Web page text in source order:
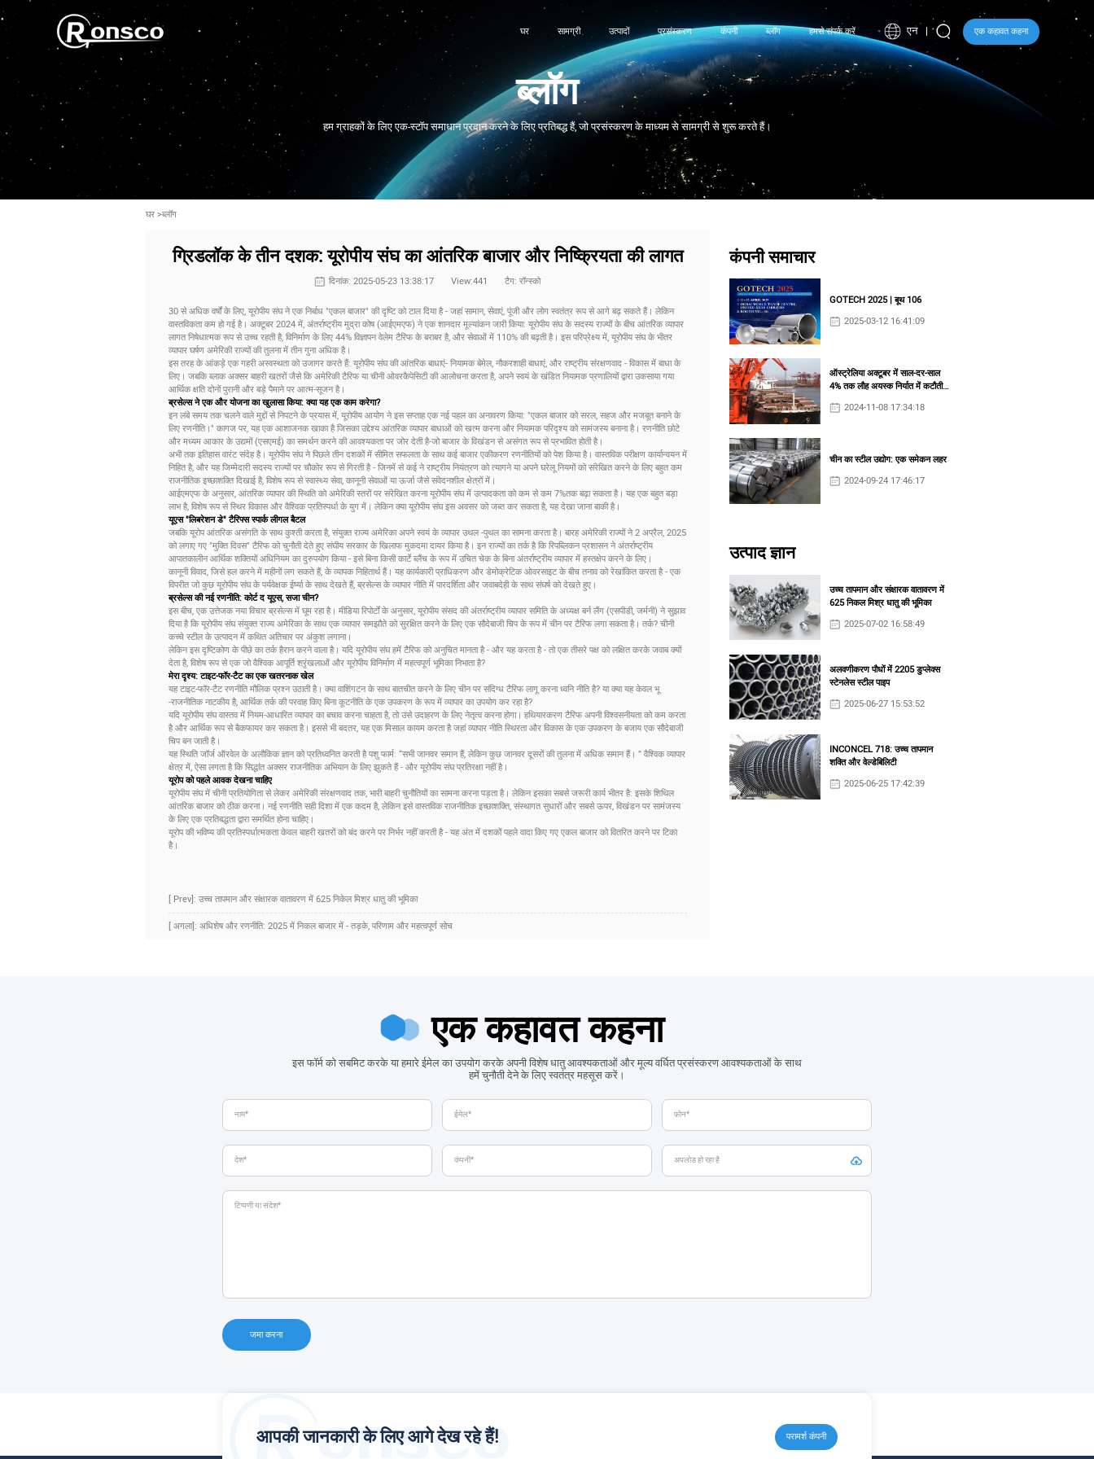
घर सामग्री उत्पादों प्रसंस्करण कंपनी ब्लॉग हमसे संपर्क करें एन एक कहावत कहना
ब्लॉग
हम ग्राहकों के लिए एक-स्टॉप समाधान प्रदान करने के लिए प्रतिबद्ध हैं, जो प्रसंस्करण के माध्यम से सामग्री से शुरू करते हैं।
घर>ब्लॉग
ग्रिडलॉक के तीन दशक: यूरोपीय संघ का आंतरिक बाजार और निष्क्रियता की लागत
दिनांक: 2025-05-23 13:38:17 View:441 टैग: रॉन्स्को
30 से अधिक वर्षों के लिए, यूरोपीय संघ ने एक निर्बाध "एकल बाजार" की दृष्टि को टाल दिया है - जहां सामान, सेवाएं, पूंजी और लोग स्वतंत्र रूप से आगे बढ़ सकते हैं। लेकिन
वास्तविकता कम हो गई है। अक्टूबर 2024 में, अंतर्राष्ट्रीय मुद्रा कोष (आईएमएफ) ने एक शानदार मूल्यांकन जारी किया: यूरोपीय संघ के सदस्य राज्यों के बीच आंतरिक व्यापार
लागत निषेधात्मक रूप से उच्च रहती है, विनिर्माण के लिए 44% विज्ञापन वेलेम टैरिफ के बराबर है, और सेवाओं में 110% की बढ़ती है। इस परिप्रेक्ष्य में, यूरोपीय संघ के भीतर
व्यापार घर्षण अमेरिकी राज्यों की तुलना में तीन गुना अधिक है।
इस तरह के आंकड़े एक गहरी अस्वस्थता को उजागर करते हैं: यूरोपीय संघ की आंतरिक बाधाएं- नियामक बेमेल, नौकरशाही बाधाएं, और राष्ट्रीय संरक्षणवाद - विकास में बाधा के
लिए। जबकि ब्लाक अक्सर बाहरी खतरों जैसे कि अमेरिकी टैरिफ या चीनी ओवरकैपेसिटी की आलोचना करता है, अपने स्वयं के खंडित नियामक प्रणालियों द्वारा उकसाया गया
आर्थिक क्षति दोनों पुरानी और बड़े पैमाने पर आत्म-सूजन है।
ब्रसेल्स ने एक और योजना का खुलासा किया: क्या यह एक काम करेगा?
इन लंबे समय तक चलने वाले मुद्दों से निपटने के प्रयास में, यूरोपीय आयोग ने इस सप्ताह एक नई पहल का अनावरण किया: "एकल बाजार को सरल, सहज और मजबूत बनाने के
लिए रणनीति।" कागज पर, यह एक आशाजनक खाका है जिसका उद्देश्य आंतरिक व्यापार बाधाओं को खत्म करना और नियामक परिदृश्य को सामंजस्य बनाना है। रणनीति छोटे
और मध्यम आकार के उद्यमों (एसएमई) का समर्थन करने की आवश्यकता पर जोर देती है-जो बाजार के विखंडन से असंगत रूप से प्रभावित होती है।
अभी तक इतिहास वारंट संदेह है। यूरोपीय संघ ने पिछले तीन दशकों में सीमित सफलता के साथ कई बाजार एकीकरण रणनीतियों को पेश किया है। वास्तविक परीक्षण कार्यान्वयन में
निहित है, और यह जिम्मेदारी सदस्य राज्यों पर चौकोर रूप से गिरती है - जिनमें से कई ने राष्ट्रीय नियंत्रण को त्यागने या अपने घरेलू नियमों को संरेखित करने के लिए बहुत कम
राजनीतिक इच्छाशक्ति दिखाई है, विशेष रूप से स्वास्थ्य सेवा, कानूनी सेवाओं या ऊर्जा जैसे संवेदनशील क्षेत्रों में।
आईएमएफ के अनुसार, आंतरिक व्यापार की स्थिति को अमेरिकी स्तरों पर संरेखित करना यूरोपीय संघ में उत्पादकता को कम से कम 7%तक बढ़ा सकता है। यह एक बहुत बड़ा
लाभ है, विशेष रूप से स्थिर विकास और वैश्विक प्रतिस्पर्धा के युग में। लेकिन क्या यूरोपीय संघ इस अवसर को जब्त कर सकता है, यह देखा जाना बाकी है।
यूएस "लिबरेशन डे" टैरिफ्स स्पार्क लीगल बैटल
जबकि यूरोप आंतरिक असंगति के साथ कुश्ती करता है, संयुक्त राज्य अमेरिका अपने स्वयं के व्यापार उथल -पुथल का सामना करता है। बारह अमेरिकी राज्यों ने 2 अप्रैल, 2025
को लगाए गए "मुक्ति दिवस" ​​टैरिफ को चुनौती देते हुए संघीय सरकार के खिलाफ मुकदमा दायर किया है। इन राज्यों का तर्क है कि रिपब्लिकन प्रशासन ने अंतर्राष्ट्रीय
आपातकालीन आर्थिक शक्तियों अधिनियम का दुरुपयोग किया - इसे बिना किसी कार्टे ब्लैंच के रूप में उचित चेक के बिना अंतर्राष्ट्रीय व्यापार में हस्तक्षेप करने के लिए।
कानूनी विवाद, जिसे हल करने में महीनों लग सकते हैं, के व्यापक निहितार्थ हैं। यह कार्यकारी प्राधिकरण और डेमोक्रेटिक ओवरसाइट के बीच तनाव को रेखांकित करता है - एक
विपरीत जो कुछ यूरोपीय संघ के पर्यवेक्षक ईर्ष्या के साथ देखते हैं, ब्रसेल्स के व्यापार नीति में पारदर्शिता और जवाबदेही के साथ संघर्ष को देखते हुए।
ब्रसेल्स की नई रणनीति: कोर्ट द यूएस, सजा चीन?
इस बीच, एक उत्तेजक नया विचार ब्रसेल्स में घूम रहा है। मीडिया रिपोर्टों के अनुसार, यूरोपीय संसद की अंतर्राष्ट्रीय व्यापार समिति के अध्यक्ष बर्न लैंग (एसपीडी, जर्मनी) ने सुझाव
दिया है कि यूरोपीय संघ संयुक्त राज्य अमेरिका के साथ एक व्यापार समझौते को सुरक्षित करने के लिए एक सौदेबाजी चिप के रूप में चीन पर टैरिफ लगा सकता है। तर्क? चीनी
कच्चे स्टील के उत्पादन में कथित अतिचार पर अंकुश लगाना।
लेकिन इस दृष्टिकोण के पीछे का तर्क हैरान करने वाला है। यदि यूरोपीय संघ हमें टैरिफ को अनुचित मानता है - और यह करता है - तो एक तीसरे पक्ष को लक्षित करके जवाब क्यों
देता है, विशेष रूप से एक जो वैश्विक आपूर्ति श्रृंखलाओं और यूरोपीय विनिर्माण में महत्वपूर्ण भूमिका निभाता है?
मेरा दृश्य: टाइट-फॉर-टैट का एक खतरनाक खेल
यह टाइट-फॉर-टैट रणनीति मौलिक प्रश्न उठाती है। क्या वाशिंगटन के साथ बातचीत करने के लिए चीन पर संदिग्ध टैरिफ लागू करना ध्वनि नीति है? या क्या यह केवल भू
-राजनीतिक नाटकीय है, आर्थिक तर्क की परवाह किए बिना कूटनीति के एक उपकरण के रूप में व्यापार का उपयोग कर रहा है?
यदि यूरोपीय संघ वास्तव में नियम-आधारित व्यापार का बचाव करना चाहता है, तो उसे उदाहरण के लिए नेतृत्व करना होगा। हथियारकरण टैरिफ अपनी विश्वसनीयता को कम करता
है और आर्थिक रूप से बैकफायर कर सकता है। इससे भी बदतर, यह एक मिसाल कायम करता है जहां व्यापार नीति स्थिरता और विकास के एक उपकरण के बजाय एक सौदेबाजी
चिप बन जाती है।
यह स्थिति जॉर्ज ऑरवेल के अलौकिक ज्ञान को प्रतिध्वनित करती हैपशु फार्म: “सभी जानवर समान हैं, लेकिन कुछ जानवर दूसरों की तुलना में अधिक समान हैं। ” वैश्विक व्यापार
क्षेत्र में, ऐसा लगता है कि सिद्धांत अक्सर राजनीतिक अभियान के लिए झुकते हैं - और यूरोपीय संघ प्रतिरक्षा नहीं है।
यूरोप को पहले आवक देखना चाहिए
यूरोपीय संघ में चीनी प्रतियोगिता से लेकर अमेरिकी संरक्षणवाद तक, भारी बाहरी चुनौतियों का सामना करना पड़ता है। लेकिन इसका सबसे जरूरी कार्य भीतर है: इसके शिथिल
आंतरिक बाजार को ठीक करना। नई रणनीति सही दिशा में एक कदम है, लेकिन इसे वास्तविक राजनीतिक इच्छाशक्ति, संस्थागत सुधारों और सबसे ऊपर, विखंडन पर सामंजस्य
के लिए एक प्रतिबद्धता द्वारा समर्थित होना चाहिए।
यूरोप की भविष्य की प्रतिस्पर्धात्मकता केवल बाहरी खतरों को बंद करने पर निर्भर नहीं करती है - यह अंत में दशकों पहले वादा किए गए एकल बाजार को वितरित करने पर टिका
है।
[ Prev]: उच्च तापमान और संक्षारक वातावरण में 625 निकेल मिश्र धातु की भूमिका
[ अगला]: अधिशेष और रणनीति: 2025 में निकल बाजार में - तड़के, परिणाम और महत्वपूर्ण सोच
कंपनी समाचार
GOTECH 2025 | बूथ 106
2025-03-12 16:41:09
ऑस्ट्रेलिया अक्टूबर में साल-दर-साल
4% तक लौह अयस्क निर्यात में कटौती
2024-11-08 17:34:18
चीन का स्टील उद्योग: एक समेकन लहर
2024-09-24 17:46:17
उत्पाद ज्ञान
उच्च तापमान और संक्षारक वातावरण में
625 निकल मिश्र धातु की भूमिका
2025-07-02 16:58:49
अलवणीकरण पौधों में 2205 डुप्लेक्स
स्टेनलेस स्टील पाइप
2025-06-27 15:53:52
INCONCEL 718: उच्च तापमान
शक्ति और वेल्डेबिलिटी
2025-06-25 17:42:39
एक कहावत कहना
इस फॉर्म को सबमिट करके या हमारे ईमेल का उपयोग करके अपनी विशेष धातु आवश्यकताओं और मूल्य वर्धित प्रसंस्करण आवश्यकताओं के साथ
हमें चुनौती देने के लिए स्वतंत्र महसूस करें।
जमा करना
आपकी जानकारी के लिए आगे देख रहे हैं! परामर्श कंपनी